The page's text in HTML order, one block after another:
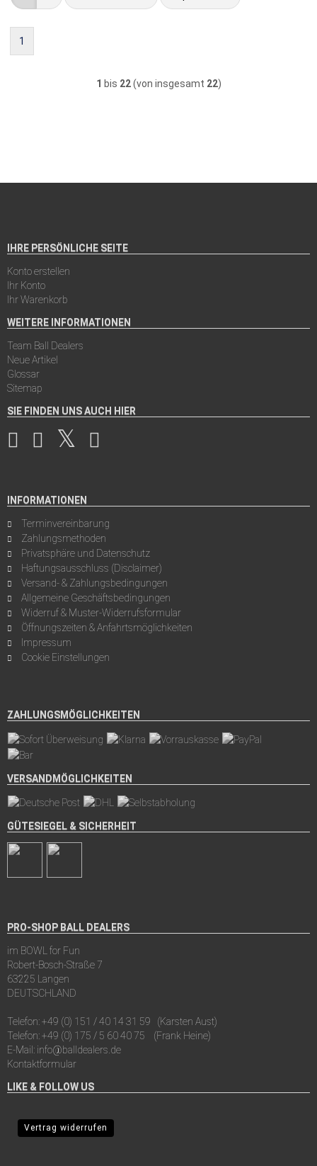
1
1 bis 22(von insgesamt 22)
IHRE PERSÖNLICHE SEITE
Konto erstellen
Ihr Konto
Ihr Warenkorb
WEITERE INFORMATIONEN
Team Ball Dealers
Neue Artikel
Glossar
Sitemap
SIE FINDEN UNS AUCH HIER
INFORMATIONEN
Terminvereinbarung
Zahlungsmethoden
Privatsphäre und Datenschutz
Haftungsausschluss (Disclaimer)
Versand- & Zahlungsbedingungen
Allgemeine Geschäftsbedingungen
Widerruf & Muster-Widerrufsformular
Öffnungszeiten & Anfahrtsmöglichkeiten
Impressum
Cookie Einstellungen
ZAHLUNGSMÖGLICHKEITEN
VERSANDMÖGLICHKEITEN
GÜTESIEGEL & SICHERHEIT
PRO-SHOP BALL DEALERS
im BOWL for Fun
Robert-Bosch-Straße 7
63225 Langen
DEUTSCHLAND
Telefon:+49 (0) 151 / 40 14 31 59
(Karsten Aust)
Telefon:+49 (0) 175 / 5 60 40 75
(Frank Heine)
E-Mail: info@balldealers.de
Kontaktformular
LIKE & FOLLOW US
Vertrag widerrufen